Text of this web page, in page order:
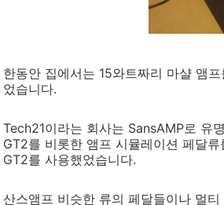
한동안 집에서는 15와트짜리 마샬 앰
었습니다.
Tech21이라는 회사는 SansAMP로 유
GT2를 비롯한 앰프 시뮬레이션 페달
GT2를 사용했었습니다.
산스앰프 비슷한 류의 페달들이나 멀